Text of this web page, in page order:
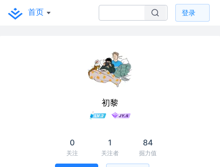
首页 登录
初黎
0
关注
1
关注者
84
掘力值